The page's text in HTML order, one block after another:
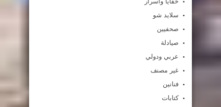
سلايد شو
صحفيين
صيادلة
عربي ودولي
غير مصنف
فنانين
كتابات